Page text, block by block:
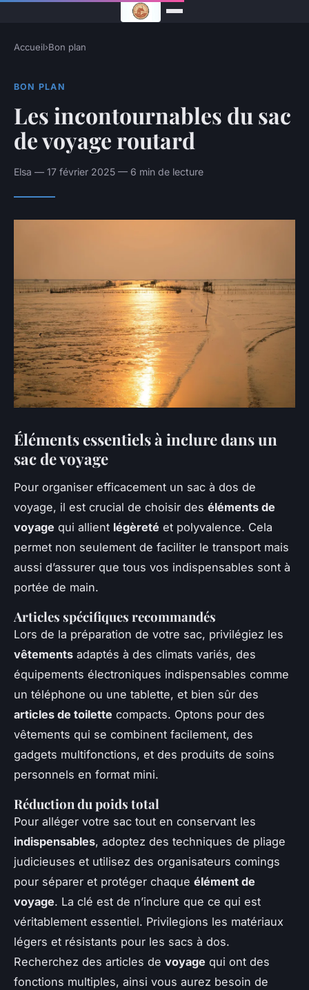
Accueil›Bon plan
BON PLAN
Les incontournables du sac
de voyage routard
Elsa — 17 février 2025 — 6 min de lecture
Éléments essentiels à inclure dans un
sac de voyage
Pour organiser efficacement un sac à dos de
voyage, il est crucial de choisir des éléments de
voyage qui allient légèreté et polyvalence. Cela
permet non seulement de faciliter le transport mais
aussi d’assurer que tous vos indispensables sont à
portée de main.
Articles spécifiques recommandés
Lors de la préparation de votre sac, privilégiez les
vêtements adaptés à des climats variés, des
équipements électroniques indispensables comme
un téléphone ou une tablette, et bien sûr des
articles de toilette compacts. Optons pour des
vêtements qui se combinent facilement, des
gadgets multifonctions, et des produits de soins
personnels en format mini.
Réduction du poids total
Pour alléger votre sac tout en conservant les
indispensables, adoptez des techniques de pliage
judicieuses et utilisez des organisateurs comings
pour séparer et protéger chaque élément de
voyage. La clé est de n’inclure que ce qui est
véritablement essentiel. Privilegions les matériaux
légers et résistants pour les sacs à dos.
Recherchez des articles de voyage qui ont des
fonctions multiples, ainsi vous aurez besoin de